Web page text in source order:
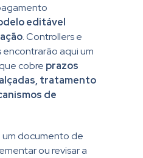
editável
. Controllers e
aqui um
cobre prazos
tratamento
de
documento de
ou revisar a